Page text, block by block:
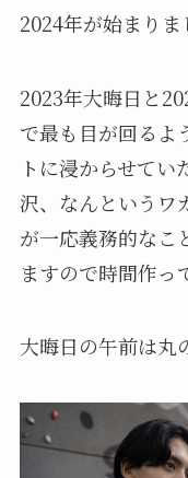
2024年が始まりま
2023年大晦日と
で最も目が回るよ
トに浸からせて
沢、なんというワ
が一応義務的なこ
ますので時間作っ
大晦日の午前は丸